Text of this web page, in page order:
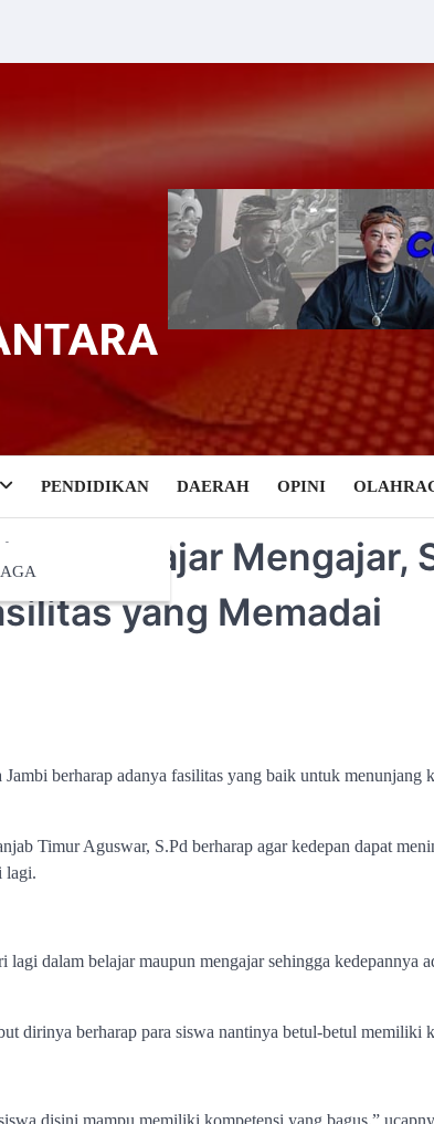
PENDIDIKAN DAERAH OPINI
Belajar Mengajar,
yang Memadai
berharap adanya fasilitas yang baik untuk menunjang
Timur Aguswar, S.Pd berharap agar kedepan dapat
lagi.
dalam belajar maupun mengajar sehingga kedepannya
dirinya berharap para siswa nantinya betul-betul memiliki
disini mampu memiliki kompetensi yang bagus,”